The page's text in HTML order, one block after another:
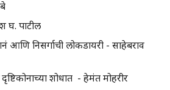
घ. पाटील
आणि निसर्गाची लोकडायरी - साहेबराव
शोधात - हेमंत मोहरीर